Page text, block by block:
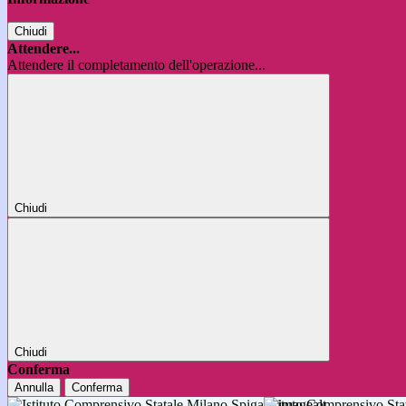
Chiudi
Attendere...
Attendere il completamento dell'operazione...
Chiudi
Chiudi
Conferma
Annulla Conferma